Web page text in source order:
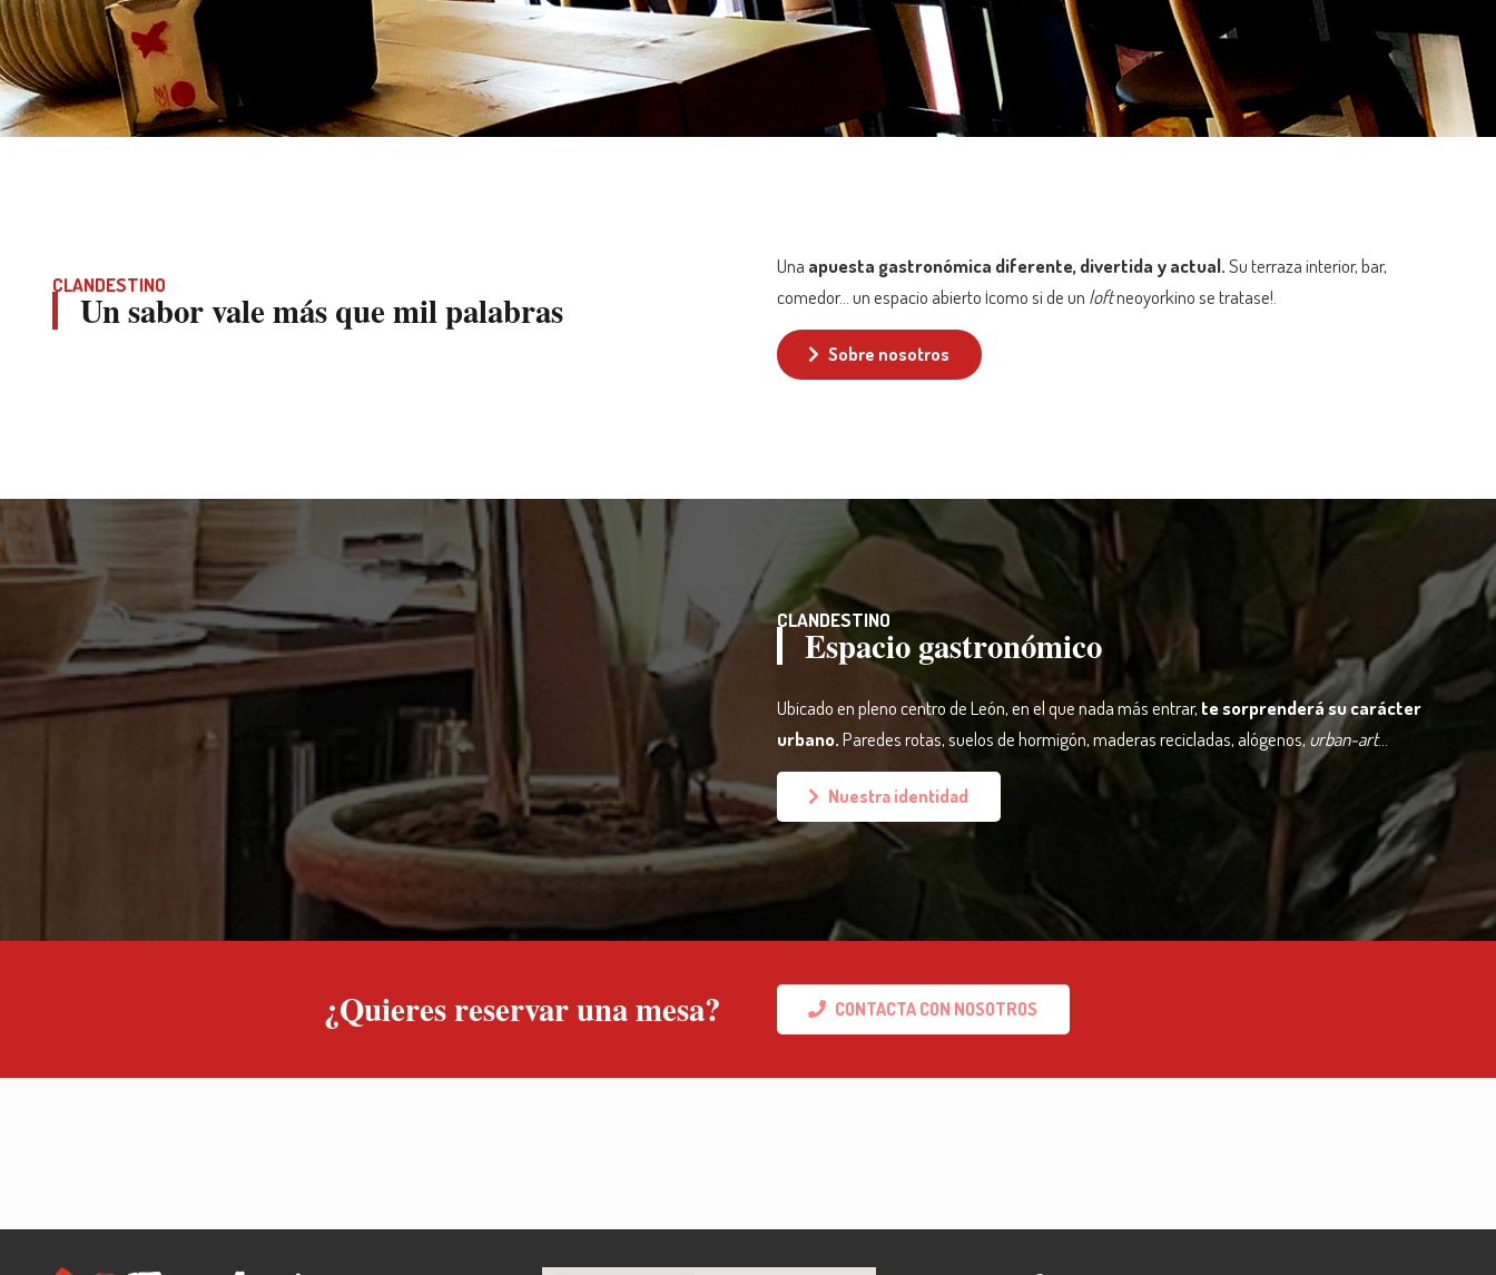
CLANDESTINO
Un sabor vale más que mil palabras
Una apuesta gastronómica diferente, divertida y actual.Su terraza interior, bar,
comedor… un espacio abierto ¡como si de un loftneoyorkino se tratase!.
Sobre nosotros
CLANDESTINO
Espacio gastronómico
Ubicado en pleno centro de León, en el que nada más entrar, te sorprenderá su carácter
urbano.Paredes rotas, suelos de hormigón, maderas recicladas, alógenos,urban-art…
Nuestra identidad
¿Quieres reservar una mesa? CONTACTA CON NOSOTROS